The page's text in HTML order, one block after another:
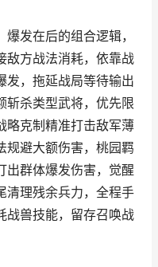
发在后的组合逻辑，
敌方战法消耗，依靠战
发，拖延战局等待输出
斩杀类型武将，优先限
略克制精准打击敌军薄
规避大额伤害，桃园羁
出群体爆发伤害，觉醒
清理残余兵力，全程手
战兽技能，留存召唤战